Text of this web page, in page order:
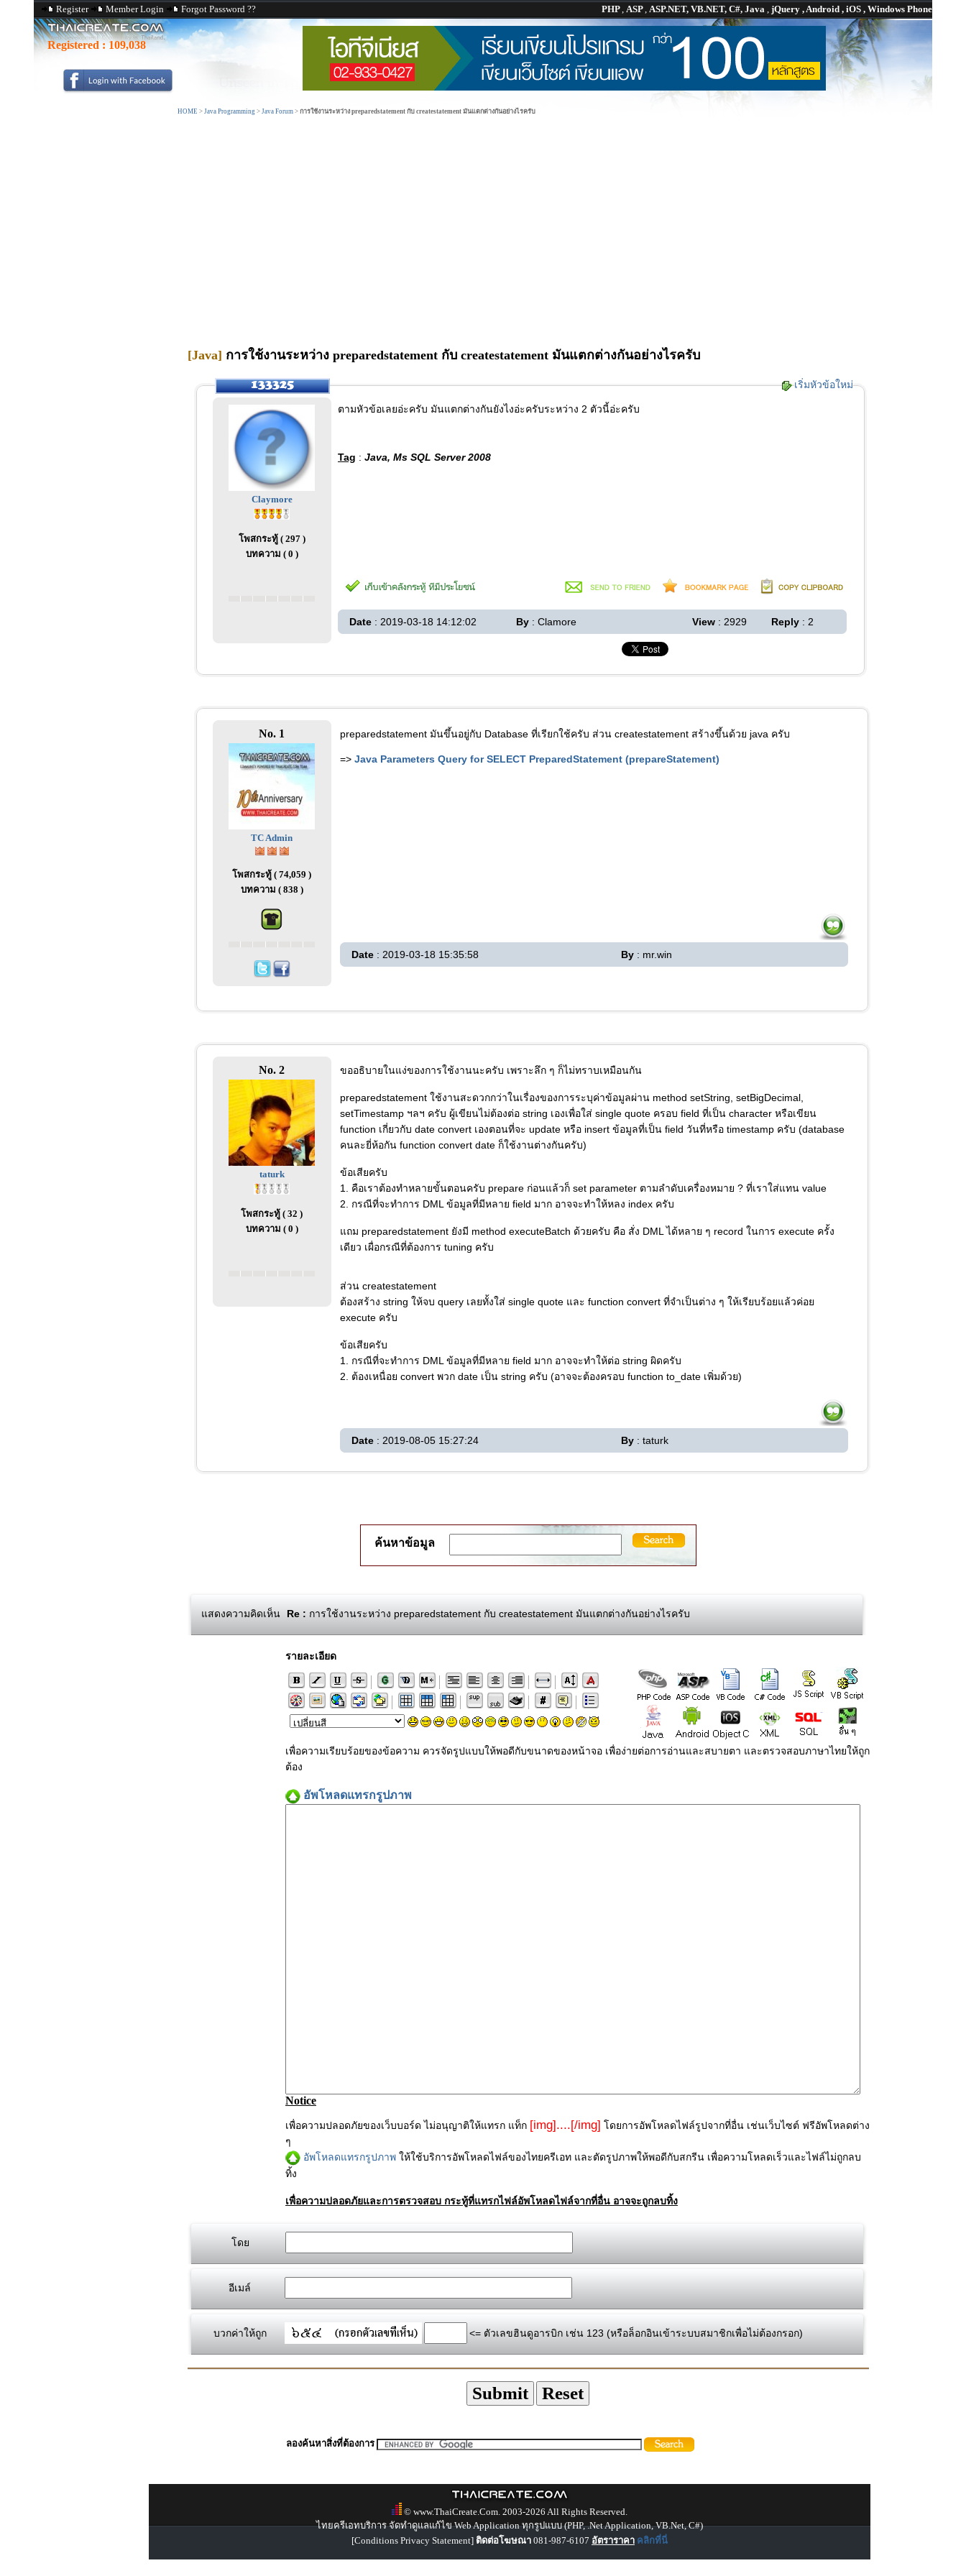
Register Member Login Forgot Password ?? PHP, ASP, ASP.NET, VB.NET, C#, Java , jQuery , Android , iOS , Windows Phone
Registered : 109,038
HOME > Java Programming > Java Forum > การใช้งานระหว่าง preparedstatement กับ createstatement มันแตกต่างกันอย่างไรครับ
[Java] การใช้งานระหว่าง preparedstatement กับ createstatement มันแตกต่างกันอย่างไรครับ
เริ่มหัวข้อใหม่
Claymore
โพสกระทู้ ( 297 )
บทความ ( 0 )
ตามหัวข้อเลยอ่ะครับ มันแตกต่างกันยังไงอ่ะครับระหว่าง 2 ตัวนี้อ่ะครับ
Tag : Java, Ms SQL Server 2008
Date : 2019-03-18 14:12:02 By : Clamore View : 2929 Reply : 2
No. 1
TC Admin
โพสกระทู้ ( 74,059 )
บทความ ( 838 )
preparedstatement มันขึ้นอยู่กับ Database ที่เรียกใช้ครับ ส่วน createstatement สร้างขึ้นด้วย java ครับ
=> Java Parameters Query for SELECT PreparedStatement (prepareStatement)
Date : 2019-03-18 15:35:58 By : mr.win
No. 2
taturk
โพสกระทู้ ( 32 )
บทความ ( 0 )
ขออธิบายในแง่ของการใช้งานนะครับ เพราะลึก ๆ ก็ไม่ทราบเหมือนกัน
preparedstatement ใช้งานสะดวกกว่าในเรื่องของการระบุค่าข้อมูลผ่าน method setString, setBigDecimal,
setTimestamp ฯลฯ ครับ ผู้เขียนไม่ต้องต่อ string เองเพื่อใส่ single quote ครอบ field ที่เป็น character หรือเขียน
function เกี่ยวกับ date convert เองตอนที่จะ update หรือ insert ข้อมูลที่เป็น field วันที่หรือ timestamp ครับ (database
คนละยี่ห้อกัน function convert date ก็ใช้งานต่างกันครับ)
ข้อเสียครับ
1. คือเราต้องทำหลายขั้นตอนครับ prepare ก่อนแล้วก็ set parameter ตามลำดับเครื่องหมาย ? ที่เราใส่แทน value
2. กรณีที่จะทำการ DML ข้อมูลที่มีหลาย field มาก อาจจะทำให้หลง index ครับ
แถม preparedstatement ยังมี method executeBatch ด้วยครับ คือ สั่ง DML ได้หลาย ๆ record ในการ execute ครั้ง
เดียว เผื่อกรณีที่ต้องการ tuning ครับ
ส่วน createstatement
ต้องสร้าง string ให้จบ query เลยทั้งใส่ single quote และ function convert ที่จำเป็นต่าง ๆ ให้เรียบร้อยแล้วค่อย
execute ครับ
ข้อเสียครับ
1. กรณีที่จะทำการ DML ข้อมูลที่มีหลาย field มาก อาจจะทำให้ต่อ string ผิดครับ
2. ต้องเหนื่อย convert พวก date เป็น string ครับ (อาจจะต้องครอบ function to_date เพิ่มด้วย)
Date : 2019-08-05 15:27:24 By : taturk
ค้นหาข้อมูล
แสดงความคิดเห็น Re : การใช้งานระหว่าง preparedstatement กับ createstatement มันแตกต่างกันอย่างไรครับ
รายละเอียด
เพื่อความเรียบร้อยของข้อความ ควรจัดรูปแบบให้พอดีกับขนาดของหน้าจอ เพื่อง่ายต่อการอ่านและสบายตา และตรวจสอบภาษาไทยให้ถูก
ต้อง
อัพโหลดแทรกรูปภาพ
Notice
เพื่อความปลอดภัยของเว็บบอร์ด ไม่อนุญาติให้แทรก แท็ก [img]....[/img] โดยการอัพโหลดไฟล์รูปจากที่อื่น เช่นเว็บไซต์ ฟรีอัพโหลดต่าง
ๆ
อัพโหลดแทรกรูปภาพ ให้ใช้บริการอัพโหลดไฟล์ของไทยครีเอท และตัดรูปภาพให้พอดีกับสกรีน เพื่อความโหลดเร็วและไฟล์ไม่ถูกลบ
ทิ้ง
เพื่อความปลอดภัยและการตรวจสอบ กระทู้ที่แทรกไฟล์อัพโหลดไฟล์จากที่อื่น อาจจะถูกลบทิ้ง
โดย
อีเมล์
บวกค่าให้ถูก <= ตัวเลขฮินดูอารบิก เช่น 123 (หรือล็อกอินเข้าระบบสมาชิกเพื่อไม่ต้องกรอก)
ลองค้นหาสิ่งที่ต้องการ
© www.ThaiCreate.Com. 2003-2026 All Rights Reserved.
ไทยครีเอทบริการ จัดทำดูแลแก้ไข Web Application ทุกรูปแบบ (PHP, .Net Application, VB.Net, C#)
[Conditions Privacy Statement] ติดต่อโฆษณา 081-987-6107 อัตราราคา คลิกที่นี่